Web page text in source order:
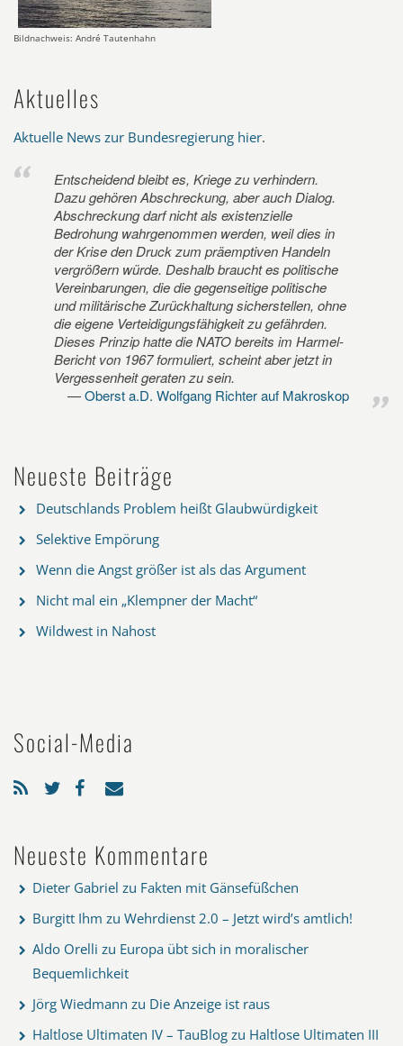
Bildnachweis: André Tautenhahn
Aktuelles
Aktuelle News zur Bundesregierung hier.
Entscheidend bleibt es, Kriege zu verhindern.
Dazu gehören Abschreckung, aber auch Dialog.
Abschreckung darf nicht als existenzielle
Bedrohung wahrgenommen werden, weil dies in
der Krise den Druck zum präemptiven Handeln
vergrößern würde. Deshalb braucht es politische
Vereinbarungen, die die gegenseitige politische
und militärische Zurückhaltung sicherstellen, ohne
die eigene Verteidigungsfähigkeit zu gefährden.
Dieses Prinzip hatte die NATO bereits im Harmel-
Bericht von 1967 formuliert, scheint aber jetzt in
Vergessenheit geraten zu sein.
Oberst a.D. Wolfgang Richter auf Makroskop
Neueste Beiträge
Deutschlands Problem heißt Glaubwürdigkeit
Selektive Empörung
Wenn die Angst größer ist als das Argument
Nicht mal ein „Klempner der Macht“
Wildwest in Nahost
Social-Media
Neueste Kommentare
Dieter Gabriel zu Fakten mit Gänsefüßchen
Burgitt Ihm zu Wehrdienst 2.0 – Jetzt wird’s amtlich!
Aldo Orelli zu Europa übt sich in moralischer
Bequemlichkeit
Jörg Wiedmann zu Die Anzeige ist raus
Haltlose Ultimaten IV – TauBlog zu Haltlose Ultimaten III